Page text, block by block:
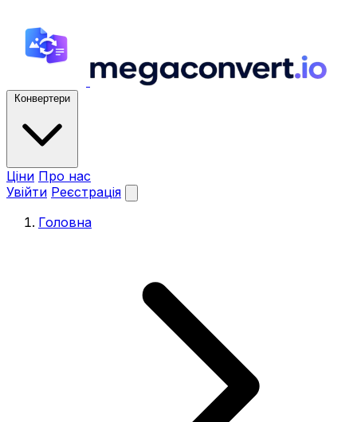
Конвертери
Ціни Про нас
Увійти Реєстрація
Головна